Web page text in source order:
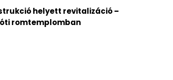
helyett revitalizáció –
romtemplomban